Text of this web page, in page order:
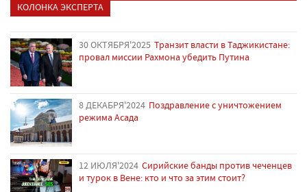
КОЛОНКА ЭКСПЕРТА
30 ОКТЯБРЯ'2025 Транзит власти в Таджикистане:
провал миссии Рахмона убедить Путина
8 ДЕКАБРЯ'2024 Поздравление с уничтожением
режима Асада
12 ИЮЛЯ'2024 Сирийские банды против чеченцев
и турок в Вене: кто и что за этим стоит?